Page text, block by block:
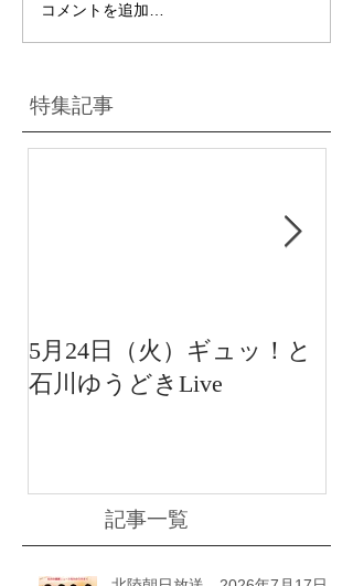
コメントを追加…
特集記事
5月24日（火）ギュッ！と
石川ゆうどきLive
記事一覧